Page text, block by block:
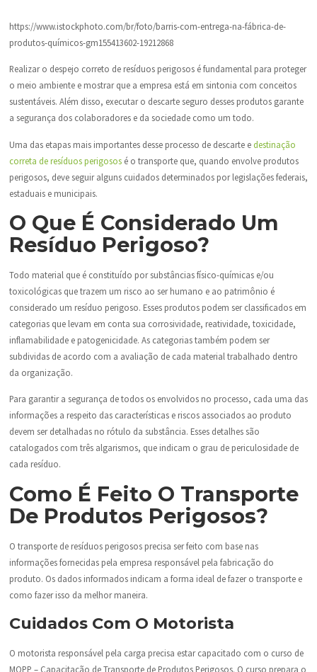
https://www.istockphoto.com/br/foto/barris-com-entrega-na-fábrica-de-
produtos-químicos-gm155413602-19212868
Realizar o despejo correto de resíduos perigosos é fundamental para proteger
o meio ambiente e mostrar que a empresa está em sintonia com conceitos
sustentáveis. Além disso, executar o descarte seguro desses produtos garante
a segurança dos colaboradores e da sociedade como um todo.
Uma das etapas mais importantes desse processo de descarte e destinação
correta de resíduos perigososé o transporte que, quando envolve produtos
perigosos, deve seguir alguns cuidados determinados por legislações federais,
estaduais e municipais.
O Que É Considerado Um
Resíduo Perigoso?
Todo material que é constituído por substâncias físico-químicas e/ou
toxicológicas que trazem um risco ao ser humano e ao patrimônio é
considerado um resíduo perigoso. Esses produtos podem ser classificados em
categorias que levam em conta sua corrosividade, reatividade, toxicidade,
inflamabilidade e patogenicidade. As categorias também podem ser
subdividas de acordo com a avaliação de cada material trabalhado dentro
da organização.
Para garantir a segurança de todos os envolvidos no processo, cada uma das
informações a respeito das características e riscos associados ao produto
devem ser detalhadas no rótulo da substância. Esses detalhes são
catalogados com três algarismos, que indicam o grau de periculosidade de
cada resíduo.
Como É Feito O Transporte
De Produtos Perigosos?
O transporte de resíduos perigosos precisa ser feito com base nas
informações fornecidas pela empresa responsável pela fabricação do
produto. Os dados informados indicam a forma ideal de fazer o transporte e
como fazer isso da melhor maneira.
Cuidados Com O Motorista
O motorista responsável pela carga precisa estar capacitado com o curso de
MOPP – Capacitação de Transporte de Produtos Perigosos. O curso prepara o